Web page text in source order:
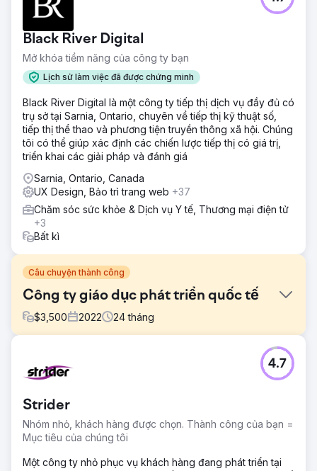
Black River Digital
Mở khóa tiềm năng của công ty bạn
Lịch sử làm việc đã được chứng minh
Black River Digital là một công ty tiếp thị dịch vụ đầy đủ có
trụ sở tại Sarnia, Ontario, chuyên về tiếp thị kỹ thuật số,
tiếp thị thể thao và phương tiện truyền thông xã hội. Chúng
tôi có thể giúp xác định các chiến lược tiếp thị có giá trị,
triển khai các giải pháp và đánh giá
Sarnia, Ontario, Canada
UX Design, Bảo trì trang web +37
Chăm sóc sức khỏe & Dịch vụ Y tế, Thương mại điện tử
+3
Bất kì
Câu chuyện thành công
Công ty giáo dục phát triển quốc tế
$3,500 2022 24 tháng
Công ty dạy kèm toán bắt đầu ở quy mô nhỏ và bắt đầu ở
địa phương, với hy vọng mở rộng trong tương lai
Giải pháp
chuyển đổi cập nhật, mới mẻ, hiện đại cho khách hàng với
UX/UI mới nhất hiển thị đúng các lớp và chương trình.
Chúng tôi đã chạy Quảng cáo Google ở cấp độ chuyên
Strider
Nhóm nhỏ, khách hàng được chọn. Thành công của bạn =
Mục tiêu của chúng tôi
4.7
Một công ty nhỏ phục vụ khách hàng đang phát triển tại